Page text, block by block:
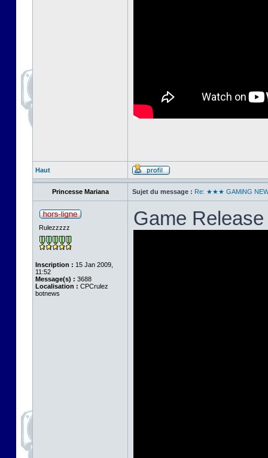
Haut
Princesse Mariana Sujet du message : Re: ★★★ GAMiNG
Rulezzzzz
Inscription : 15 Jan 2009,
11:52
Message(s) : 3688
Localisation : CPCrulez
botnews
Game